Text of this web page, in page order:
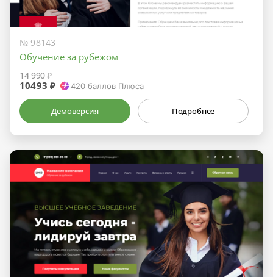
№ 98143
Обучение за рубежом
14 990 ₽
10493 ₽ 420 баллов Плюса
Демоверсия Подробнее